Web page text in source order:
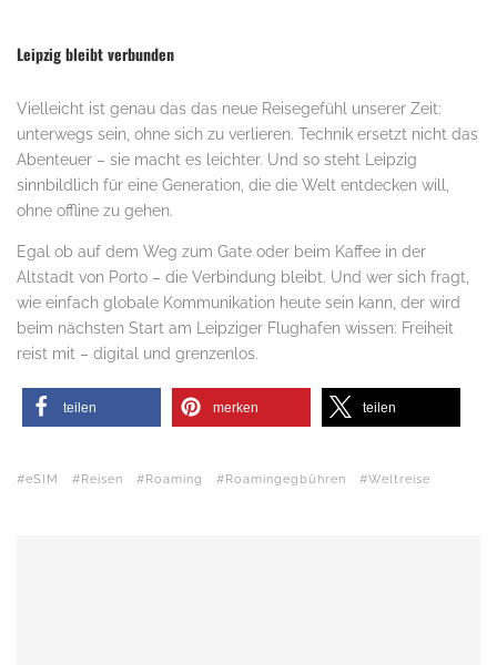
Leipzig bleibt verbunden
Vielleicht ist genau das das neue Reisegefühl unserer Zeit:
unterwegs sein, ohne sich zu verlieren. Technik ersetzt nicht das
Abenteuer – sie macht es leichter. Und so steht Leipzig
sinnbildlich für eine Generation, die die Welt entdecken will,
ohne offline zu gehen.
Egal ob auf dem Weg zum Gate oder beim Kaffee in der
Altstadt von Porto – die Verbindung bleibt. Und wer sich fragt,
wie einfach globale Kommunikation heute sein kann, der wird
beim nächsten Start am Leipziger Flughafen wissen: Freiheit
reist mit – digital und grenzenlos.
teilen merken teilen
eSIM Reisen Roaming Roamingegbühren Weltreise